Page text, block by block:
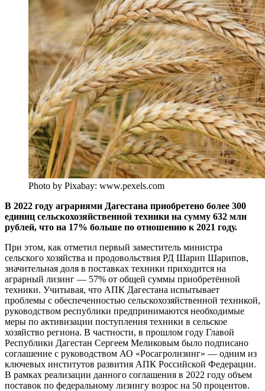
Photo by Pixabay: www.pexels.com
В 2022 году аграриями Дагестана приобретено более 300
единиц сельскохозяйственной техники на сумму 632 млн
рублей, что на 17% больше по отношению к 2021 году.
При этом, как отметил первый заместитель министра
сельского хозяйства и продовольствия РД Шарип Шарипов,
значительная доля в поставках техники приходится на
аграрный лизинг — 57% от общей суммы приобретённой
техники. Учитывая, что АПК Дагестана испытывает
проблемы с обеспеченностью сельскохозяйственной техникой,
руководством республики предпринимаются необходимые
меры по активизации поступления техники в сельское
хозяйство региона. В частности, в прошлом году Главой
Республики Дагестан Сергеем Меликовым было подписано
соглашение с руководством АО «Росагролизинг» — одним из
ключевых институтов развития АПК Российской Федерации.
В рамках реализации данного соглашения в 2022 году объем
поставок по федеральному лизингу возрос на 50 процентов.